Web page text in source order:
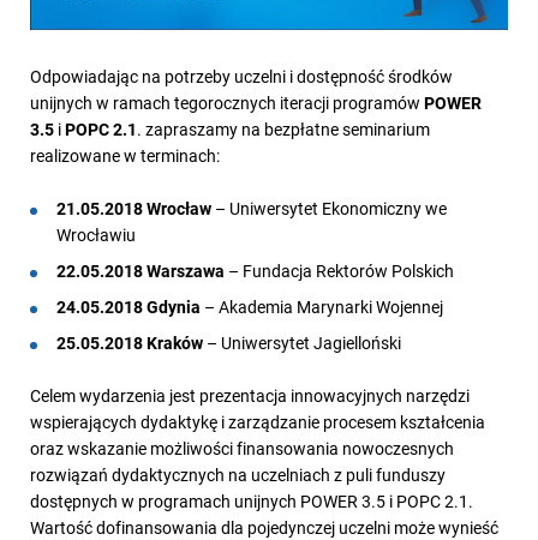
Odpowiadając na potrzeby uczelni i dostępność środków
unijnych w ramach tegorocznych iteracji programów POWER
3.5 iPOPC 2.1. zapraszamy na bezpłatne seminarium
realizowane w terminach:
21.05.2018 Wrocław – Uniwersytet Ekonomiczny we
Wrocławiu
22.05.2018 Warszawa – Fundacja Rektorów Polskich
24.05.2018 Gdynia – Akademia Marynarki Wojennej
25.05.2018 Kraków – Uniwersytet Jagielloński
Celem wydarzenia jest prezentacja innowacyjnych narzędzi
wspierających dydaktykę i zarządzanie procesem kształcenia
oraz wskazanie możliwości finansowania nowoczesnych
rozwiązań dydaktycznych na uczelniach z puli funduszy
dostępnych w programach unijnych POWER 3.5 i POPC 2.1.
Wartość dofinansowania dla pojedynczej uczelni może wynieść